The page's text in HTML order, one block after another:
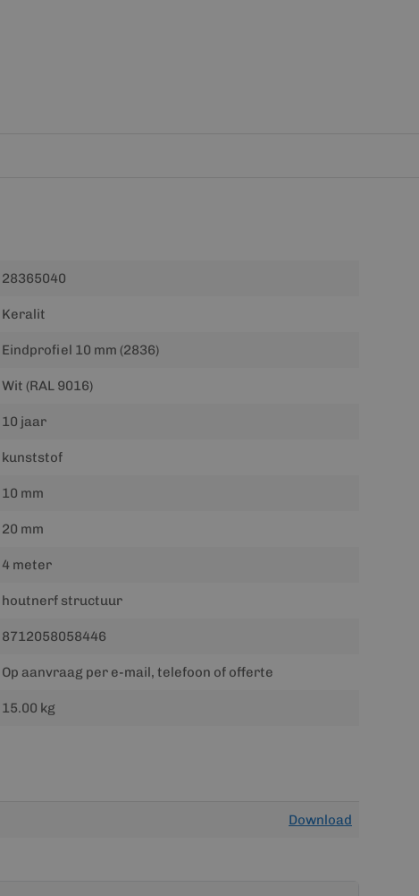
28365040
Keralit
Eindprofiel 10 mm (2836)
Wit (RAL 9016)
10 jaar
kunststof
10 mm
20 mm
4 meter
houtnerf structuur
8712058058446
Op aanvraag per e-mail, telefoon of offerte
15.00 kg
Download